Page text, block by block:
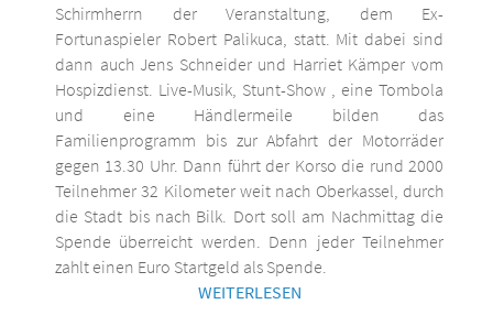
Schirmherrn der Veranstaltung, dem Ex-
Fortunaspieler Robert Palikuca, statt. Mit dabei sind
dann auch Jens Schneider und Harriet Kämper vom
Hospizdienst. Live-Musik, Stunt-Show , eine Tombola
und eine Händlermeile bilden das
Familienprogramm bis zur Abfahrt der Motorräder
gegen 13.30 Uhr. Dann führt der Korso die rund 2000
Teilnehmer 32 Kilometer weit nach Oberkassel, durch
die Stadt bis nach Bilk. Dort soll am Nachmittag die
Spende überreicht werden. Denn jeder Teilnehmer
zahlt einen Euro Startgeld als Spende.
WEITERLESEN